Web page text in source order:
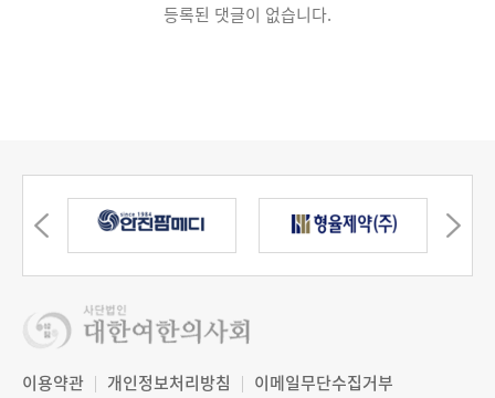
등록된 댓글이 없습니다.
이용약관 개인정보처리방침 이메일무단수집거부